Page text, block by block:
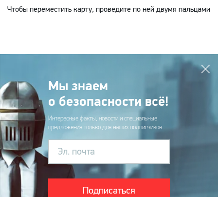
Чтобы переместить карту, проведите по ней двумя пальцами
Мы знаем
о безопасности всё!
Интересные факты, новости и специальные
предложения только для наших подписчиков.
Эл. почта
Подписаться